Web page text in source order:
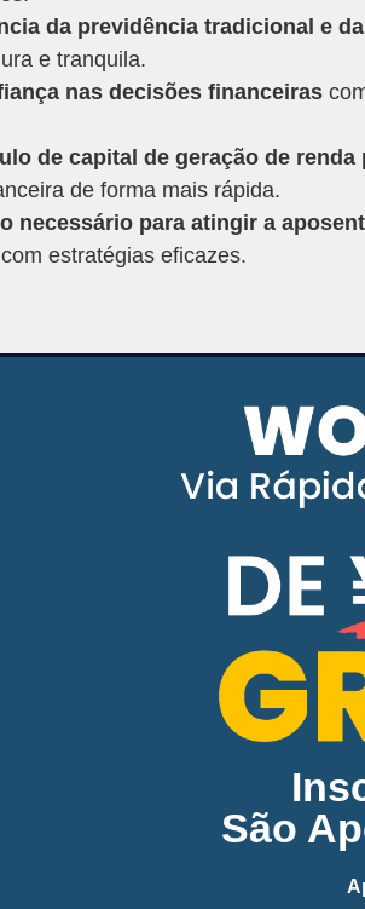
da previdência tradicional e
e tranquila.
nas decisões financeiras
de capital de geração de renda
de forma mais rápida.
necessário para atingir a
estratégias eficazes.
São